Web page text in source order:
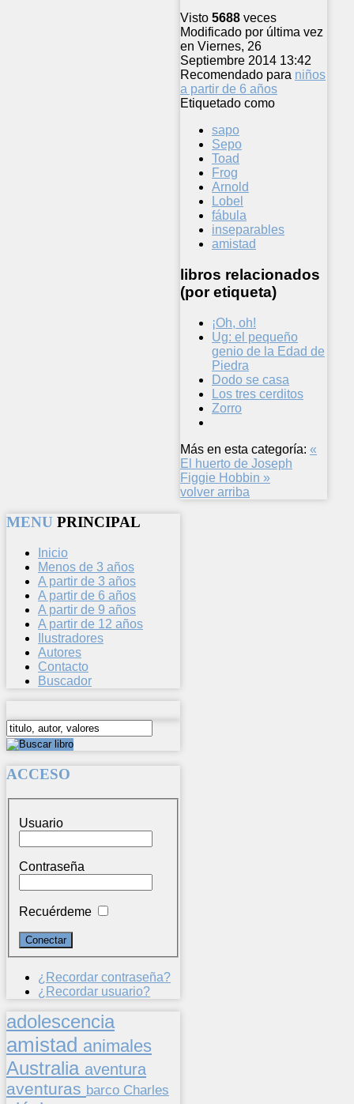
Visto 5688 veces
Modificado por última vez
en Viernes, 26
Septiembre 2014 13:42
Recomendado para niños
a partir de 6 años
Etiquetado como
sapo
Sepo
Toad
Frog
Arnold
Lobel
fábula
inseparables
amistad
libros relacionados
(por etiqueta)
¡Oh, oh!
Ug: el pequeño
genio de la Edad de
Piedra
Dodo se casa
Los tres cerditos
Zorro
Más en esta categoría: «
El huerto de Joseph
Figgie Hobbin »
volver arriba
MENU PRINCIPAL
Inicio
Menos de 3 años
A partir de 3 años
A partir de 6 años
A partir de 9 años
A partir de 12 años
Ilustradores
Autores
Contacto
Buscador
ACCESO
Usuario
Contraseña
Recuérdeme
¿Recordar contraseña?
¿Recordar usuario?
adolescencia
amistad animales
Australia aventura
aventuras barco Charles